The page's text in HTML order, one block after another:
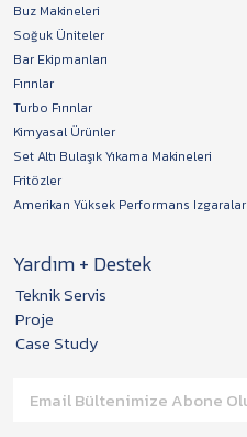
Buz Makineleri
Soğuk Üniteler
Bar Ekipmanları
Fırınlar
Turbo Fırınlar
Kimyasal Ürünler
Set Altı Bulaşık Yıkama Makineleri
Fritözler
Amerikan Yüksek Performans Izgaralar
Yardım + Destek
Teknik Servis
Proje
Case Study